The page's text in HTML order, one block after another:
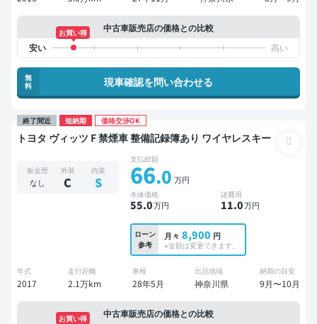
中古車販売店の価格との比較
お買い得
無
料
現車確認を問い合わせる
終了間近 短納期 価格交渉OK
トヨタ ヴィッツ F 禁煙車 整備記録簿あり ワイヤレスキー
板金歴
なし
外装
C
内装
S
支払総額
66.0 万円
本体価格
55.0万円
諸費用
11.0万円
ローン
参考
月々 8,900 円
※金額は変更できます。
年式
2017
走行距離
2.1万km
車検
28年5月
出品地域
神奈川県
納期の目安
9月〜10月
中古車販売店の価格との比較
お買い得